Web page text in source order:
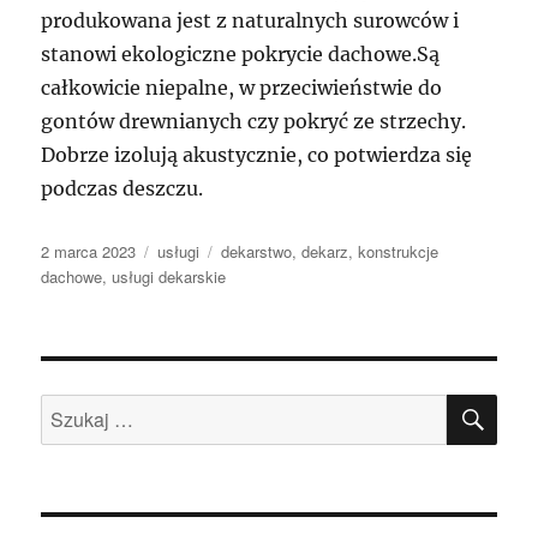
produkowana jest z naturalnych surowców i
stanowi ekologiczne pokrycie dachowe.Są
całkowicie niepalne, w przeciwieństwie do
gontów drewnianych czy pokryć ze strzechy.
Dobrze izolują akustycznie, co potwierdza się
podczas deszczu.
Data
publikacji
2 marca 2023 Kategorie
usługi Tagi
dekarstwo,dekarz,konstrukcje
dachowe, usługi dekarskie
Szukaj: